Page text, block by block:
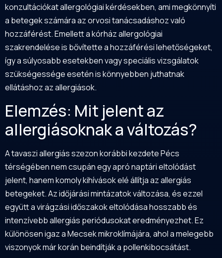
konzultációkat allergológiai kérdésekben, ami megkönnyíti
a betegek számára az orvosi tanácsadáshoz való
hozzáférést. Emellett a kórház allergológiai
szakrendelése is bővítette a hozzáférési lehetőségeket,
így a súlyosabb esetekben vagy speciális vizsgálatok
szükségessége esetén is könnyebben juthatnak
ellátáshoz az allergiások.
Elemzés: Mit jelent az
allergiásoknak a változás?
A tavaszi allergiás szezon korábbi kezdete Pécs
térségében nem csupán egy apró naptári eltolódást
jelent, hanem komoly kihívások elé állítja az allergiás
betegeket. Az időjárási mintázatok változása, és ezzel
együtt a virágzási időszakok eltolódása hosszabb és
intenzívebb allergiás periódusokat eredményezhet. Ez
különösen igaz a Mecsek mikroklímájára, ahol a melegebb
viszonyok már korán beindítják a pollenkibocsátást.